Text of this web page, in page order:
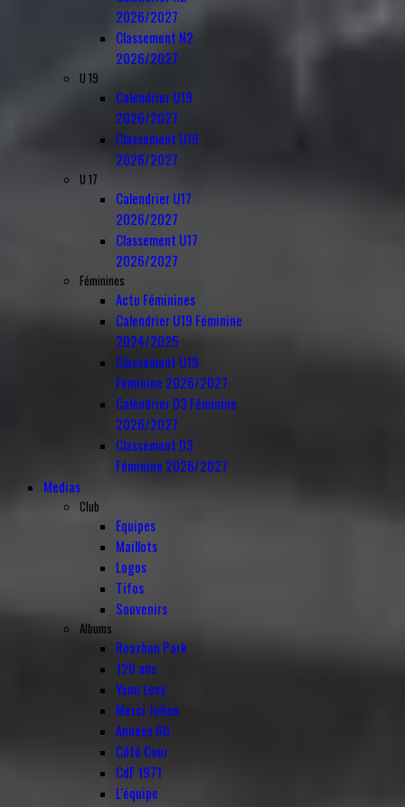
2026/2027
Classement N2
2026/2027
U 19
Calendrier U19
2026/2027
Classement U19
2026/2027
U 17
Calendrier U17
2026/2027
Classement U17
2026/2027
Féminines
Actu Féminines
Calendrier U19 Féminine
2024/2025
Classement U19
Féminine 2026/2027
Calendrier D3 Féminine
2026/2027
Classement D3
Féminine 2026/2027
Medias
Club
Equipes
Maillots
Logos
Tifos
Souvenirs
Albums
Roazhon Park
120 ans
Yann Levy
Merci Julien
Années 60
Côté Cour
CdF 1971
L'équipe